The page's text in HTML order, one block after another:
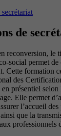
de
reconversion, le
social permet
Cette formation
des
présentiel
Elle permet
l’accueil
que la
professionnels